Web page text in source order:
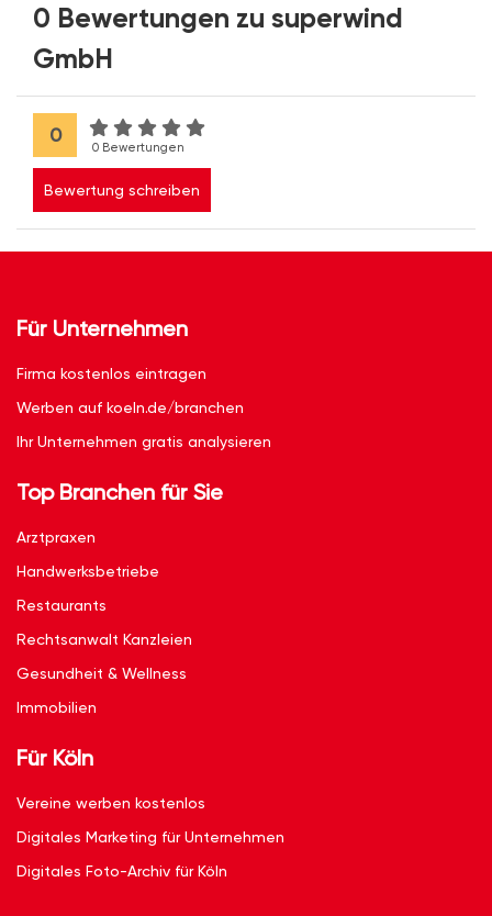
0 Bewertungen zu superwind
GmbH
0
0 Bewertungen
Bewertung schreiben
Für Unternehmen
Firma kostenlos eintragen
Werben auf koeln.de/branchen
Ihr Unternehmen gratis analysieren
Top Branchen für Sie
Arztpraxen
Handwerksbetriebe
Restaurants
Rechtsanwalt Kanzleien
Gesundheit & Wellness
Immobilien
Für Köln
Vereine werben kostenlos
Digitales Marketing für Unternehmen
Digitales Foto-Archiv für Köln